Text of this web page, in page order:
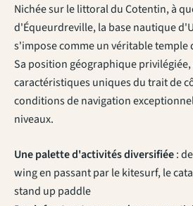
Nichée sur le littoral du Cotentin, à
d'Équeurdreville, la base nautique
s'impose comme un véritable temple
Sa position géographique
caractéristiques uniques du trait de
conditions de navigation
niveaux.
Une palette d'activités diversifiée:
wing en passant par le kitesurf, le
stand up paddle